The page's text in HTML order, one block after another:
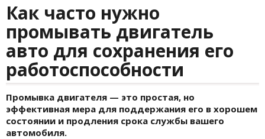
Как часто нужно
промывать двигатель
авто для сохранения его
работоспособности
Промывка двигателя — это простая, но
эффективная мера для поддержания его в хорошем
состоянии и продления срока службы вашего
автомобиля.